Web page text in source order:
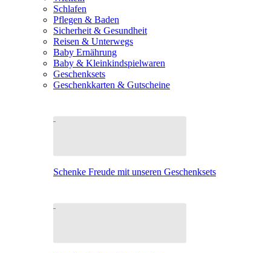
Schlafen
Pflegen & Baden
Sicherheit & Gesundheit
Reisen & Unterwegs
Baby Ernährung
Baby & Kleinkindspielwaren
Geschenksets
Geschenkkarten & Gutscheine
Schenke Freude mit unseren Geschenksets